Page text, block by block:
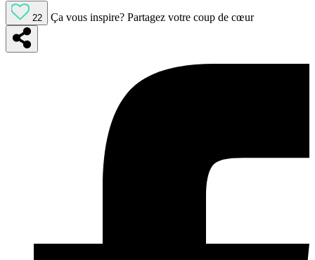
22 Ça vous inspire? Partagez votre coup de cœur